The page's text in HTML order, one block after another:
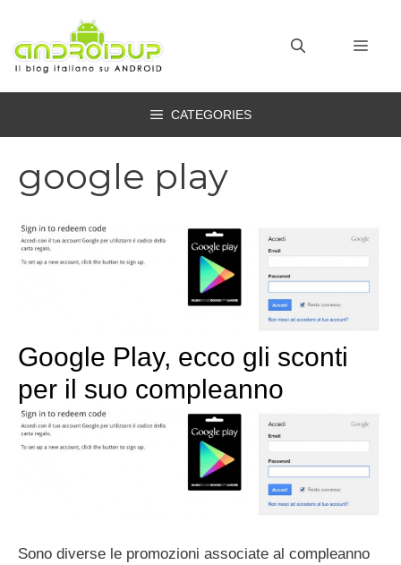
contenuto
CATEGORIES
google play
Google Play, ecco gli sconti
per il suo compleanno
Sono diverse le promozioni associate al compleanno